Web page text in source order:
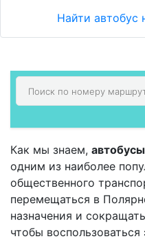
Найти автобус
Как мы знаем,
одним из наиболее
общественного
перемещаться в
назначения и
чтобы